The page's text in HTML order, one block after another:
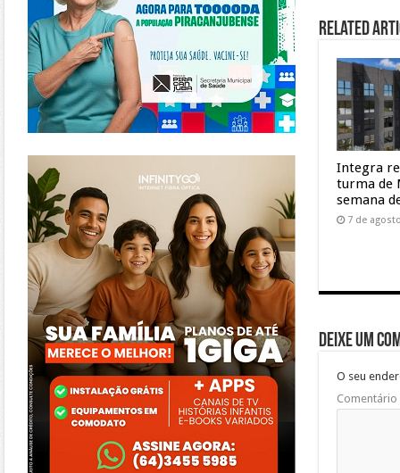
Related
Integra
turma de
semana
7 de
Deixe um
O seu
Comentário
https://www.infinitygo.com.br/